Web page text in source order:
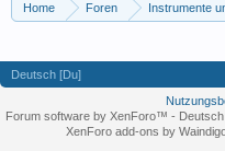
Home Foren Instrumente
Deutsch [Du]
Forum software by XenForo™ -
XenForo add-ons by